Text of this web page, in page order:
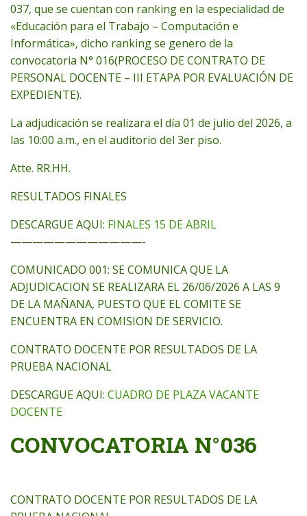
037, que se cuentan con ranking en la especialidad de
«Educación para el Trabajo – Computación e
Informática», dicho ranking se genero de la
convocatoria N° 016(PROCESO DE CONTRATO DE
PERSONAL DOCENTE – III ETAPA POR EVALUACIÓN DE
EXPEDIENTE).
La adjudicación se realizara el día 01 de julio del 2026, a
las 10:00 a.m., en el auditorio del 3er piso.
Atte. RR.HH.
RESULTADOS FINALES
DESCARGUE AQUI: FINALES 15 DE ABRIL
————————————-
COMUNICADO 001: SE COMUNICA QUE LA
ADJUDICACION SE REALIZARA EL 26/06/2026 A LAS 9
DE LA MAÑANA, PUESTO QUE EL COMITE SE
ENCUENTRA EN COMISION DE SERVICIO.
CONTRATO DOCENTE POR RESULTADOS DE LA
PRUEBA NACIONAL
DESCARGUE AQUI: CUADRO DE PLAZA VACANTE
DOCENTE
CONVOCATORIA N°036
CONTRATO DOCENTE POR RESULTADOS DE LA